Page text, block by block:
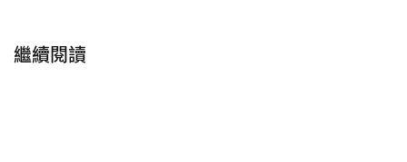
程，是在什麼階段開始，對街頭服飾與時裝產生主動
繼續閱讀